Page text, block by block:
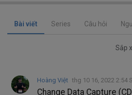
Bài viết Series Câu hỏi
Sắp
Hoàng Việt thg 10 16, 2022 2:54
Change Data Capture